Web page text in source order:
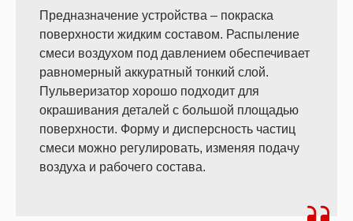
Предназначение устройства – покраска
поверхности жидким составом. Распыление
смеси воздухом под давлением обеспечивает
равномерный аккуратный тонкий слой.
Пульверизатор хорошо подходит для
окрашивания деталей с большой площадью
поверхности. Форму и дисперсность частиц
смеси можно регулировать, изменяя подачу
воздуха и рабочего состава.